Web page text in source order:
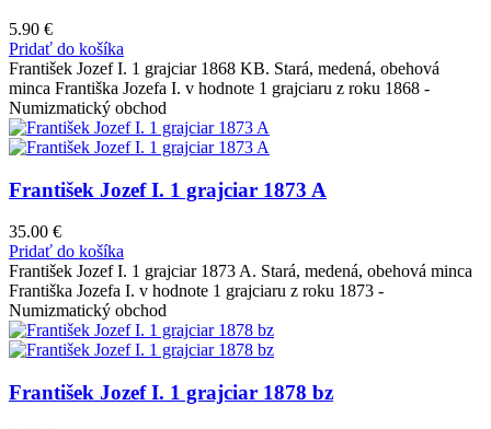
5.90 €
Pridať do košíka
František Jozef I. 1 grajciar 1868 KB. Stará, medená, obehová
minca Františka Jozefa I. v hodnote 1 grajciaru z roku 1868 -
Numizmatický obchod
František Jozef I. 1 grajciar 1873 A
35.00 €
Pridať do košíka
František Jozef I. 1 grajciar 1873 A. Stará, medená, obehová minca
Františka Jozefa I. v hodnote 1 grajciaru z roku 1873 -
Numizmatický obchod
František Jozef I. 1 grajciar 1878 bz